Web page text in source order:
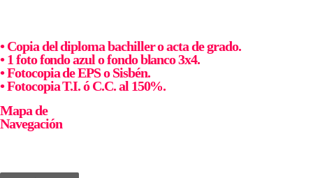
• Copia del diploma bachiller o acta de grado.
• 1 foto fondo azul o fondo blanco 3x4.
• Fotocopia de EPS o Sisbén.
• Fotocopia T.I. ó C.C. al 150%.
Mapa de
Navegación